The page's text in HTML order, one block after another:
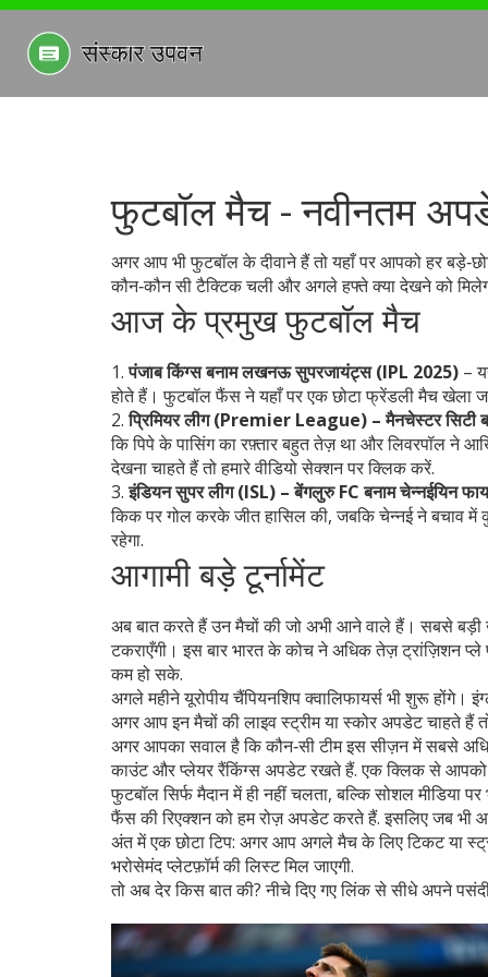
फुटबॉल मैच - नवीनतम
अगर आप भी फुटबॉल के दीवाने हैं तो यहाँ पर आपको हर
कौन‑कौन सी टैक्टिक चली और अगले हफ्ते क्या देखने को
आज के प्रमुख फुटबॉल मैच
1.पंजाब किंग्स बनाम लखनऊ सुपरजायंट्स (IPL 2025) –
होते हैं। फुटबॉल फैंस ने यहाँ पर एक छोटा फ्रेंडली मैच खेला
2.प्रिमियर लीग (Premier League) – मैनचेस्टर सिटी
कि पिपे के पासिंग का रफ़्तार बहुत तेज़ था और लिवरपॉल ने
देखना चाहते हैं तो हमारे वीडियो सेक्शन पर क्लिक करें.
3.इंडियन सुपर लीग (ISL) – बेंगलुरु FC बनाम चेन्नईयिन
किक पर गोल करके जीत हासिल की, जबकि चेन्नई ने बचाव
रहेगा.
आगामी बड़े टूर्नामेंट
अब बात करते हैं उन मैचों की जो अभी आने वाले हैं। सबसे बड़ी
टकराएँगी। इस बार भारत के कोच ने अधिक तेज़ ट्रांज़िशन प्ले
कम हो सके.
अगले महीने यूरोपीय चैंपियनशिप क्वालिफायर्स भी शुरू होंगे।
अगर आप इन मैचों की लाइव स्ट्रीम या स्कोर अपडेट चाहते हैं
अगर आपका सवाल है कि कौन‑सी टीम इस सीज़न में सबसे
काउंट और प्लेयर रैंकिंग्स अपडेट रखते हैं. एक क्लिक से आपको
फुटबॉल सिर्फ मैदान में ही नहीं चलता, बल्कि सोशल मीडिया
फैंस की रिएक्शन को हम रोज़ अपडेट करते हैं. इसलिए जब भी
अंत में एक छोटा टिप: अगर आप अगले मैच के लिए टिकट या
भरोसेमंद प्लेटफ़ॉर्म की लिस्ट मिल जाएगी.
तो अब देर किस बात की? नीचे दिए गए लिंक से सीधे अपने